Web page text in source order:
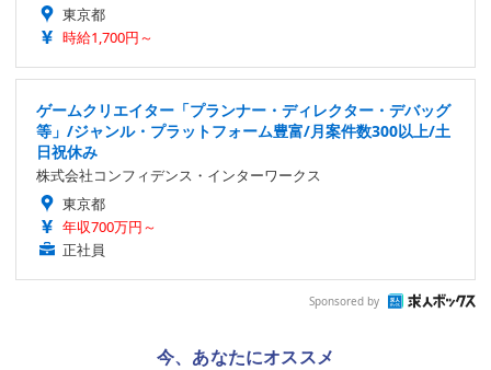
東京都
時給1,700円～
ゲームクリエイター「プランナー・ディレクター・デバッグ
等」/ジャンル・プラットフォーム豊富/月案件数300以上/土
日祝休み
株式会社コンフィデンス・インターワークス
東京都
年収700万円～
正社員
Sponsored by
今、あなたにオススメ